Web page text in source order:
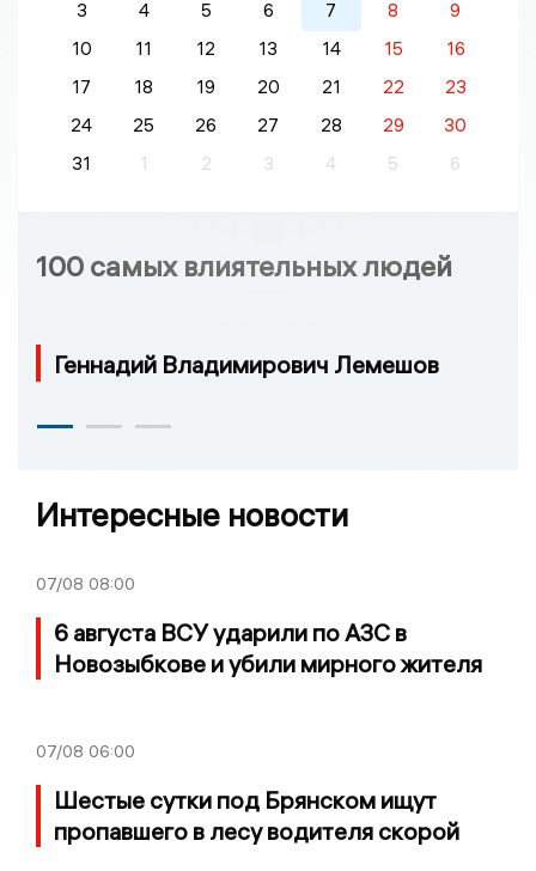
3 4 5 6 7 8
9
10
11 12 13 14 15
16
17
18 19 20 21 22
23
24
25 26 27 28 29
30
31
1 2 3 4 5 6
100 самых влиятельных людей
Геннадий Владимирович Лемешов
Интересные новости
07/08 08:00
6 августа ВСУ ударили по АЗС в
Новозыбкове и убили мирного жителя
07/08 06:00
Шестые сутки под Брянском ищут
пропавшего в лесу водителя скорой